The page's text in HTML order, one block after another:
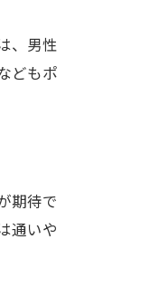
、男性
どもポ
期待で
通いや